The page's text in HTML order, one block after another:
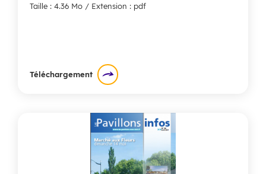
Taille : 4.36 Mo / Extension : pdf
Téléchargement